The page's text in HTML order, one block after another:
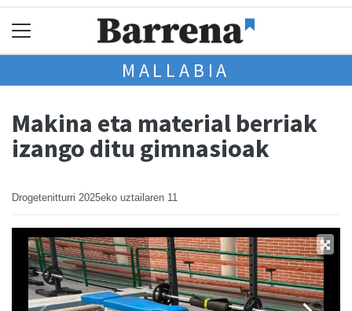
MALLABIA
Makina eta material berriak
izango ditu gimnasioak
Drogetenitturri 2025eko uztailaren 11